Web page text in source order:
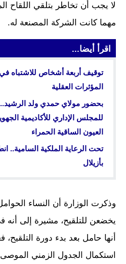
لا يجب أن تخاطر بتلقي اللقاح
مهما كانت الشركة المصنعة له.
اقرأ أيضا...
توقيف أربعة أشخاص للاشتباه
المؤثرات العقلية
بحضور مولاي حمدي ولد الرشيد..
للمجلس الإداري للأكاديمية
العيون الساقية الحمراء
تحت الرعاية الملكية السامية..
بأزيلال
وذكرت الوزارة أن النساء
يخضعن للتلقيح، مشيرة إلى أنه
أنها حامل بعد بدء دورة
استكمال الجدول الزمني الموصى